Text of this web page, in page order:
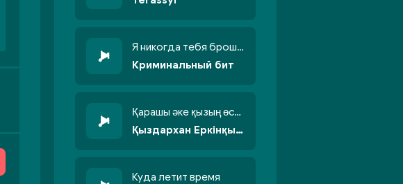
Я никогда тебя брошу никогда не кину
Криминальный бит
Қарашы әке қызың өсті бойжеттіп
Қыздархан Еркінқызы
Куда летит время